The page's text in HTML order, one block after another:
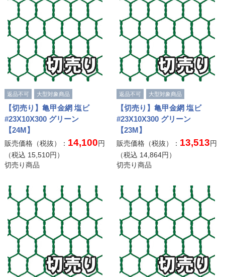
返品不可 大型対象商品
【切売り】亀甲金網 塩ビ
#23X10X300 グリーン
【24M】
販売価格（税抜）： 14,100円
（税込 15,510円）
切売り商品
返品不可 大型対象商品
【切売り】亀甲金網 塩ビ
#23X10X300 グリーン
【23M】
販売価格（税抜）： 13,513円
（税込 14,864円）
切売り商品